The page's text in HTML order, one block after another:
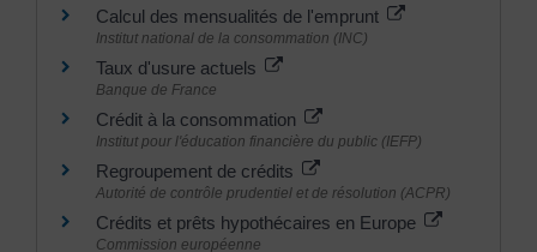
Calcul des mensualités de l'emprunt
Institut national de la consommation (INC)
Taux d'usure actuels
Banque de France
Crédit à la consommation
Institut pour l'éducation financière du public (IEFP)
Regroupement de crédits
Autorité de contrôle prudentiel et de résolution (ACPR)
Crédits et prêts hypothécaires en Europe
Commission européenne